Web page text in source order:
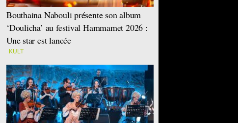
Bouthaina Nabouli présente son album
‘Doulicha’ au festival Hammamet 2026 :
Une star est lancée
KULT